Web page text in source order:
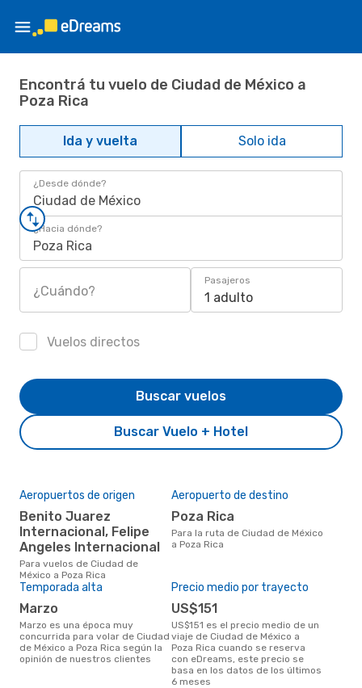
Encontrá tu vuelo de Ciudad de México a
Poza Rica
Ida y vuelta Solo ida
¿Desde dónde?
Ciudad de México
¿Hacia dónde?
Poza Rica
¿Cuándo?
Pasajeros
1 adulto
Vuelos directos
Buscar Vuelo + Hotel
Buscar vuelos
Aeropuertos de origen
Benito Juarez
Internacional, Felipe
Angeles Internacional
Para vuelos de Ciudad de
México a Poza Rica
Aeropuerto de destino
Poza Rica
Para la ruta de Ciudad de México
a Poza Rica
Temporada alta
marzo
marzo es una época muy
concurrida para volar de Ciudad
de México a Poza Rica según la
opinión de nuestros clientes
Precio medio por trayecto
US$151
US$151 es el precio medio de un
viaje de Ciudad de México a
Poza Rica cuando se reserva
con eDreams, este precio se
basa en los datos de los últimos
6 meses